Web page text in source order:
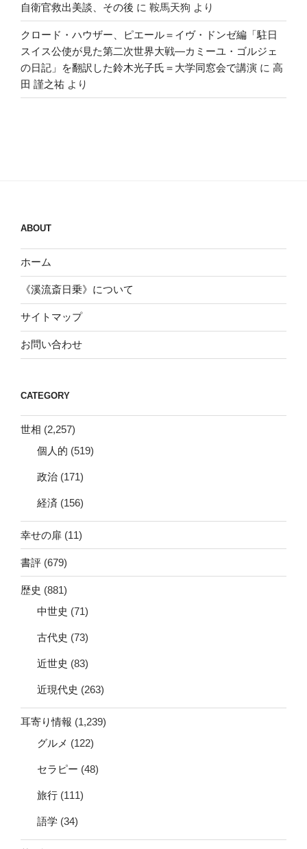
自衛官救出美談、その後 に 鞍馬天狗 より
クロード・ハウザー、ピエール＝イヴ・ドンゼ編「駐日
スイス公使が見た第二次世界大戦―カミーユ・ゴルジェ
の日記」を翻訳した鈴木光子氏＝大学同窓会で講演 に 高
田 謹之祐 より
ABOUT
ホーム
《溪流斎日乗》について
サイトマップ
お問い合わせ
CATEGORY
世相 (2,257)
個人的 (519)
政治 (171)
経済 (156)
幸せの扉 (11)
書評 (679)
歴史 (881)
中世史 (71)
古代史 (73)
近世史 (83)
近現代史 (263)
耳寄り情報 (1,239)
グルメ (122)
セラピー (48)
旅行 (111)
語学 (34)